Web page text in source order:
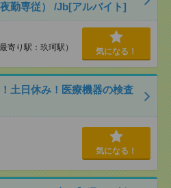
勤専従） /Jb[アルバイト]
寄り駅：玖珂駅） 気になる！
土日休み！医療機器の検査
気になる！